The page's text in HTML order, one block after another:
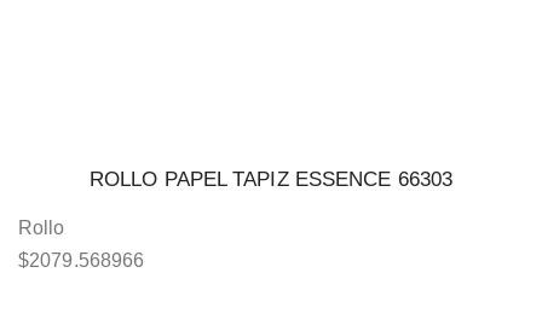
ROLLO PAPEL TAPIZ ESSENCE 66303
Rollo
$2079.568966